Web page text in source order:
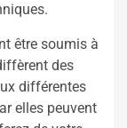
être soumis à
des
différentes
elles peuvent